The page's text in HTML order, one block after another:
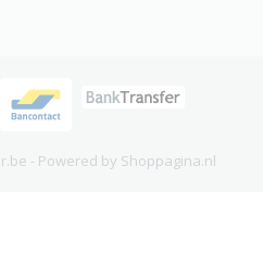
- Powered by Shoppagina.nl